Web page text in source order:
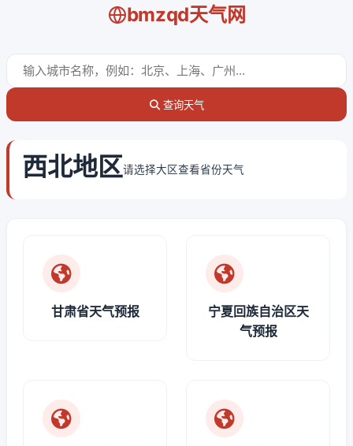
bmzqd天气网
查询天气
西北地区请选择大区查看省份天气
甘肃省天气预报
宁夏回族自治区天
气预报